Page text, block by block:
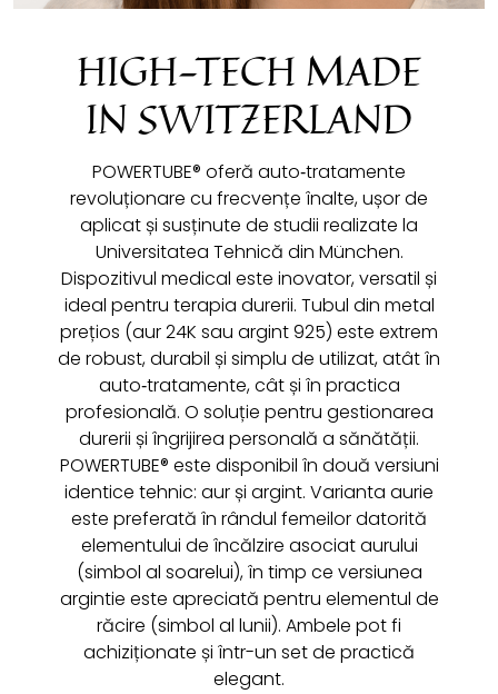
HIGH-TECH MADE
IN SWITZERLAND
POWERTUBE® oferă auto‑tratamente
revoluționare cu frecvențe înalte, ușor de
aplicat și susținute de studii realizate la
Universitatea Tehnică din München.
Dispozitivul medical este inovator, versatil și
ideal pentru terapia durerii. Tubul din metal
prețios (aur 24K sau argint 925) este extrem
de robust, durabil și simplu de utilizat, atât în
auto‑tratamente, cât și în practica
profesională. O soluție pentru gestionarea
durerii și îngrijirea personală a sănătății.
POWERTUBE® este disponibil în două versiuni
identice tehnic: aur și argint. Varianta aurie
este preferată în rândul femeilor datorită
elementului de încălzire asociat aurului
(simbol al soarelui), în timp ce versiunea
argintie este apreciată pentru elementul de
răcire (simbol al lunii). Ambele pot fi
achiziționate și într-un set de practică
elegant.